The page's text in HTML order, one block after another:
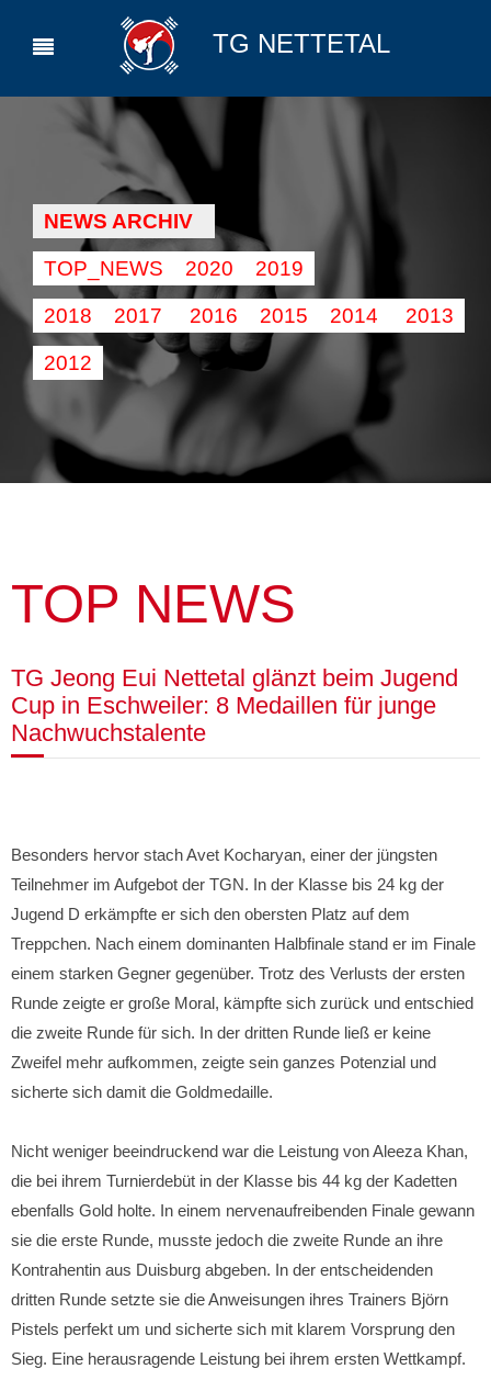
TG NETTETAL
NEWS ARCHIV
TOP_NEWS 2020 2019
2018 2017 2016 2015 2014 2013
2012
TOP NEWS
TG Jeong Eui Nettetal glänzt beim Jugend
Cup in Eschweiler: 8 Medaillen für junge
Nachwuchstalente
Besonders hervor stach Avet Kocharyan, einer der jüngsten
Teilnehmer im Aufgebot der TGN. In der Klasse bis 24 kg der
Jugend D erkämpfte er sich den obersten Platz auf dem
Treppchen. Nach einem dominanten Halbfinale stand er im Finale
einem starken Gegner gegenüber. Trotz des Verlusts der ersten
Runde zeigte er große Moral, kämpfte sich zurück und entschied
die zweite Runde für sich. In der dritten Runde ließ er keine
Zweifel mehr aufkommen, zeigte sein ganzes Potenzial und
sicherte sich damit die Goldmedaille.
Nicht weniger beeindruckend war die Leistung von Aleeza Khan,
die bei ihrem Turnierdebüt in der Klasse bis 44 kg der Kadetten
ebenfalls Gold holte. In einem nervenaufreibenden Finale gewann
sie die erste Runde, musste jedoch die zweite Runde an ihre
Kontrahentin aus Duisburg abgeben. In der entscheidenden
dritten Runde setzte sie die Anweisungen ihres Trainers Björn
Pistels perfekt um und sicherte sich mit klarem Vorsprung den
Sieg. Eine herausragende Leistung bei ihrem ersten Wettkampf.